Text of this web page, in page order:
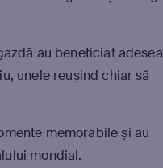
au beneficiat adesea
unele reușind chiar să
memorabile și au
mondial.